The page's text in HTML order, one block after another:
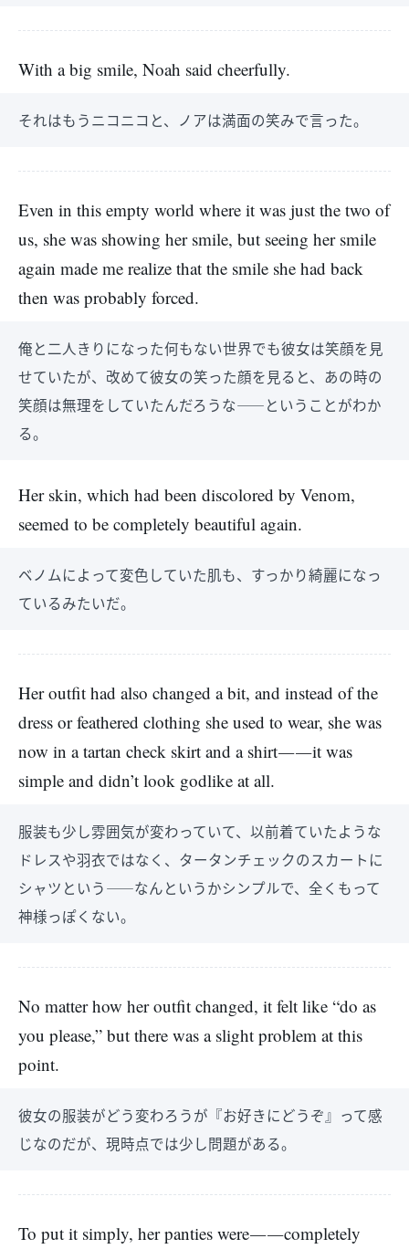
With a big smile, Noah said cheerfully.
それはもうニコニコと、ノアは満面の笑みで言った。
Even in this empty world where it was just the two of
us, she was showing her smile, but seeing her smile
again made me realize that the smile she had back
then was probably forced.
俺と二人きりになった何もない世界でも彼女は笑顔を見
せていたが、改めて彼女の笑った顔を見ると、あの時の
笑顔は無理をしていたんだろうな――ということがわか
る。
Her skin, which had been discolored by Venom,
seemed to be completely beautiful again.
ベノムによって変色していた肌も、すっかり綺麗になっ
ているみたいだ。
Her outfit had also changed a bit, and instead of the
dress or feathered clothing she used to wear, she was
now in a tartan check skirt and a shirt――it was
simple and didn’t look godlike at all.
服装も少し雰囲気が変わっていて、以前着ていたような
ドレスや羽衣ではなく、タータンチェックのスカートに
シャツという――なんというかシンプルで、全くもって
神様っぽくない。
No matter how her outfit changed, it felt like “do as
you please,” but there was a slight problem at this
point.
彼女の服装がどう変わろうが『お好きにどうぞ』って感
じなのだが、現時点では少し問題がある。
To put it simply, her panties were――completely